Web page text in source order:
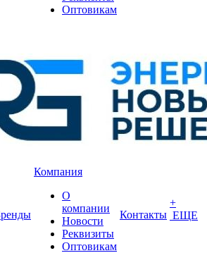
Оптовикам
Компания
О
компании
Новости
Реквизиты
Оптовикам
Контакты
+
ЕЩЕ